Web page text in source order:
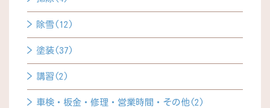
除雪(12)
塗装(37)
講習(2)
車検・板金・修理・営業時間・その他(2)